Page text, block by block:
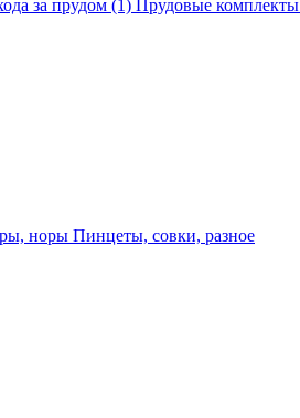
за прудом (1) Прудовые комплекты
норы Пинцеты, совки, разное